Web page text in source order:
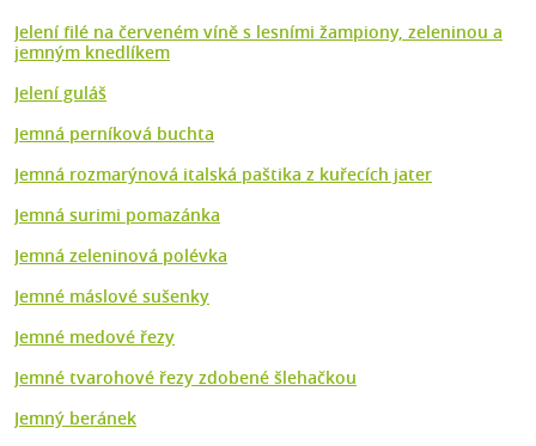
Jelení filé na červeném víně s lesními žampiony, zeleninou a
jemným knedlíkem
Jelení guláš
Jemná perníková buchta
Jemná rozmarýnová italská paštika z kuřecích jater
Jemná surimi pomazánka
Jemná zeleninová polévka
Jemné máslové sušenky
Jemné medové řezy
Jemné tvarohové řezy zdobené šlehačkou
Jemný beránek